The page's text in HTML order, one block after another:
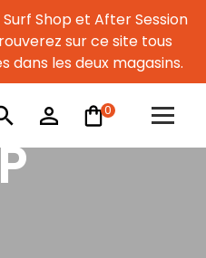
Shop et After Session
sur ce site tous
dans les deux magasins.
person_outline 0